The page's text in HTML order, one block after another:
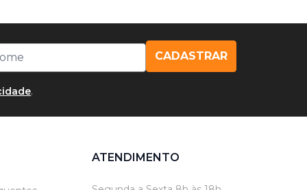
CADASTRAR
.
ATENDIMENTO